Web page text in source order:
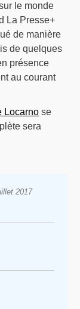
le monde
La Presse+
de manière
de quelques
présence
au courant
Locarno se
sera
2017